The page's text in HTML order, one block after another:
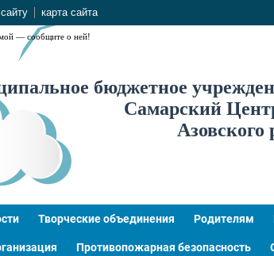
— сообщите о ней!
карта сайта
бюджетное
Самарский
Азовского
Творческие объединения Родителям
Противопожарная безопасность